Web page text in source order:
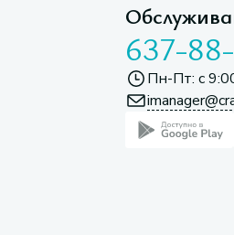
637-
Пн-Пт: с